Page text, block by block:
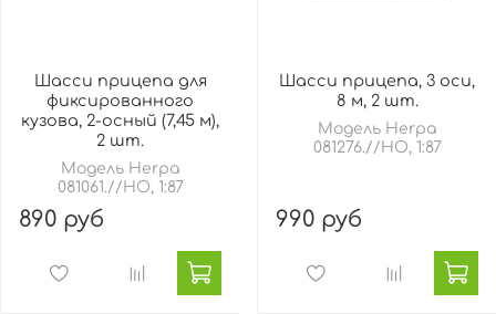
Шасси прицепа для
фиксированного
кузова, 2-осный (7,45 м),
2 шт.
Модель Herpa
081061.//HO, 1:87
890 руб
Шасси прицепа, 3 оси,
8 м, 2 шт.
Модель Herpa
081276.//HO, 1:87
990 руб